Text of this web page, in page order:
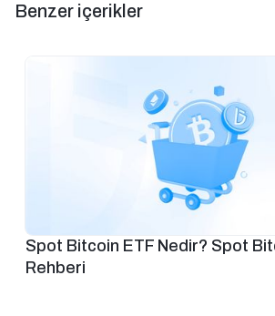
Benzer içerikler
Spot Bitcoin ETF Nedir? Spot
Rehberi